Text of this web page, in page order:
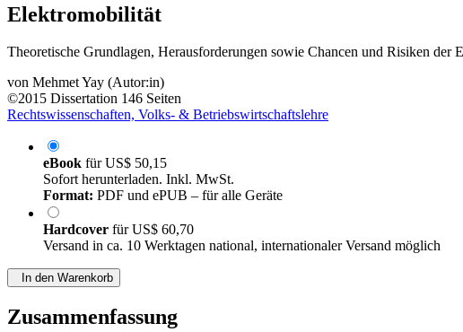
Elektromobilität
Theoretische Grundlagen, Herausforderungen sowie Chancen und Risiken
von Mehmet Yay (Autor:in)
©2015 Dissertation 146 Seiten
Rechtswissenschaften, Volks- & Betriebswirtschaftslehre
eBook fürUS$ 50,15
Sofort herunterladen. Inkl. MwSt.
Format: PDF und ePUB – für alle Geräte
Hardcover fürUS$ 60,70
Versand in ca. 10 Werktagen national, internationaler Versand möglich
In den Warenkorb
Zusammenfassung